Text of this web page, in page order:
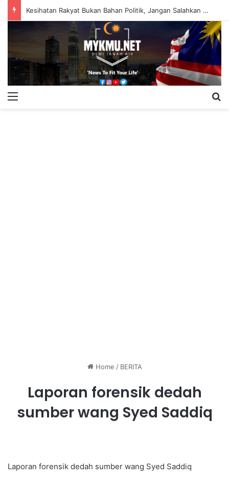
Kesihatan Rakyat Bukan Bahan Politik, Jangan Salahkan Onn Hafiz – Haslinda Salleh
Home / BERITA
Laporan forensik dedah
sumber wang Syed Saddiq
Laporan forensik dedah sumber wang Syed Saddiq